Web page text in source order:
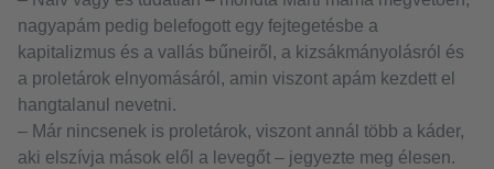
nagyapám pedig belefogott egy fejtegetésbe a
kapitalizmus és a vallás bűneiről, a kizsákmányolásról és
a proletárok elnyomásáról, amin viszont apám kezdett el
hangtalanul nevetni.
– Már nincsenek is proletárok, viszont annál több a káder,
aki elszívja mások elől a levegőt – jegyezte meg élesen.